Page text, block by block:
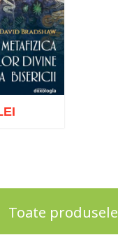
Toate produsele